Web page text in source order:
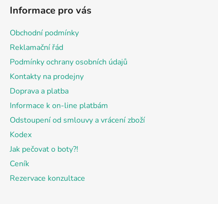
Informace pro vás
Obchodní podmínky
Reklamační řád
Podmínky ochrany osobních údajů
Kontakty na prodejny
Doprava a platba
Informace k on-line platbám
Odstoupení od smlouvy a vrácení zboží
Kodex
Jak pečovat o boty?!
Ceník
Rezervace konzultace